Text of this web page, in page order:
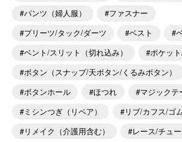
パンツ（婦人服）
ファスナー
プリーツ/タック/ダーツ
ベスト
ベント/スリット（切れ込み）
ポケッ
ボタン（スナップ/天ボタン/くるみボタン）
ボタンホール
ほつれ
マジックテ
ミシンつぎ（リペア）
リブ/カフス/ゴ
リメイク（介護用含む）
レース/チュ